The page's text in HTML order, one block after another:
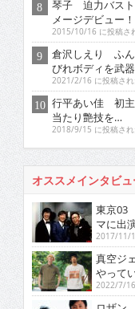
琴子 迫力バスト
メージデビュー！
2015/10/16 に投稿さ
倉沢しえり ふん
びれボディを武
2021/2/16 に投稿され
行平あい佳 初
当たり艶技を…
2018/9/15 に投稿され
オススメインタビュ
東京03
マに出
2017/11/
真空ジ
やって
2022/7/